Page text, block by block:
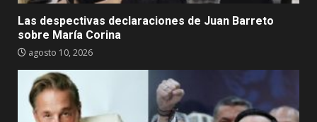
Las despectivas declaraciones de Juan Barreto
sobre María Corina
agosto 10, 2026